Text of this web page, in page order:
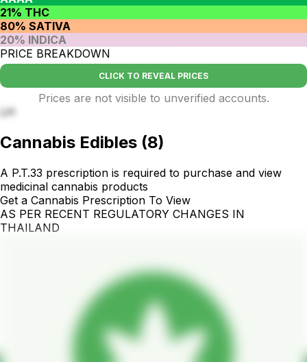
21% THC
80% SATIVA
20% INDICA
PRICE BREAKDOWN
CLICK TO REVEAL PRICES
Prices are not visible to unverified accounts.
LH
Cannabis Edibles (8)
A P.T.33 prescription is required to purchase and view
medicinal cannabis products
Get a Cannabis Prescription To View
AS PER RECENT REGULATORY CHANGES IN
THAILAND